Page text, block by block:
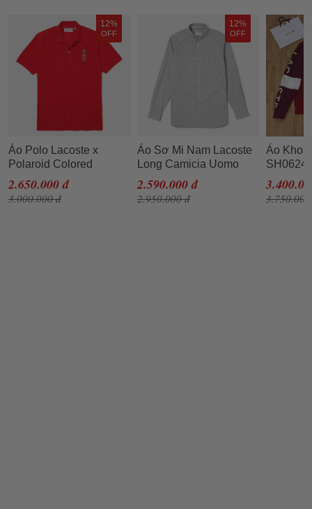
12%
OFF
Áo Polo Lacoste x
Polaroid Colored
Crocodiles Classic Fit
Màu Đỏ Size M
2.650.000 đ
3.000.000 đ
12%
OFF
Áo Sơ Mi Nam Lacoste
Long Camicia Uomo
Cotone Quadro CH9982
- 00 Size 39 Màu Xám
2.590.000 đ
2.950.000 đ
Áo
SH0624
Phối